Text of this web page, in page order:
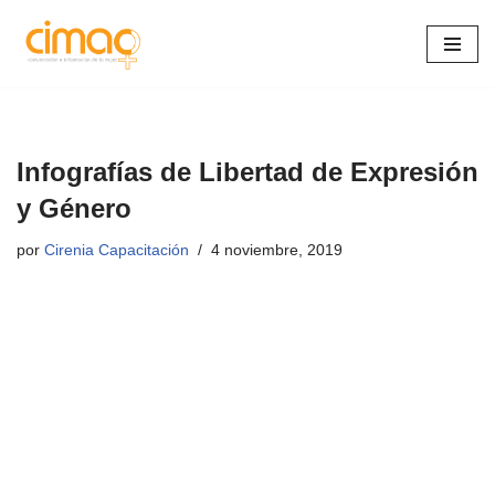
Saltar
Infografías de Libertad de Expresión
y Género
por Cirenia Capacitación 4 noviembre, 2019